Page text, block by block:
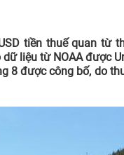
tiền thuế quan từ
liệu từ NOAA được
8 được công bố, do